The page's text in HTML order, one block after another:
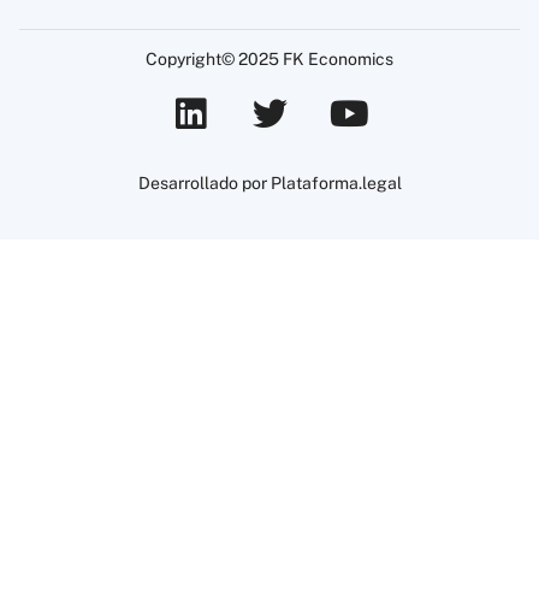
Copyright© 2025 FK Economics
Desarrollado por Plataforma.legal